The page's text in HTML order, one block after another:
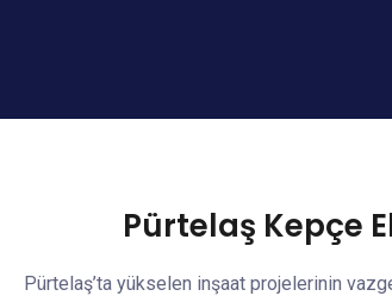
Pürtelaş Kepçe
Pürtelaş’ta yükselen inşaat projelerinin